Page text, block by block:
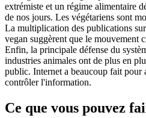
extrémiste et un régime alimentaire
de nos jours. Les végétariens sont
La multiplication des publications
vegan suggèrent que le mouvement
Enfin, la principale défense du
industries animales ont de plus en
public. Internet a beaucoup fait pour
contrôler l'information.
Ce que vous pouvez